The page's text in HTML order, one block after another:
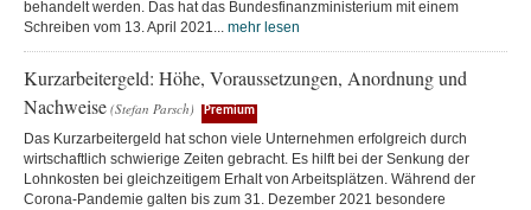
behandelt werden. Das hat das Bundesfinanzministerium mit einem
Schreiben vom 13. April 2021... mehr lesen
Kurzarbeitergeld: Höhe, Voraussetzungen, Anordnung und
Nachweise (Stefan Parsch) Premium
Das Kurzarbeitergeld hat schon viele Unternehmen erfolgreich durch
wirtschaftlich schwierige Zeiten gebracht. Es hilft bei der Senkung der
Lohnkosten bei gleichzeitigem Erhalt von Arbeitsplätzen. Während der
Corona-Pandemie galten bis zum 31. Dezember 2021 besondere